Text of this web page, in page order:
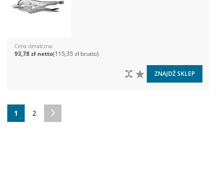
Cena detaliczna
115,35 zł
93,78 zł
DO LISTY ŻYCZEŃ
DO PORÓWNANIA
ZNAJDŹ SKLEP
Aktualnie czytasz stronę
1 Strona
2